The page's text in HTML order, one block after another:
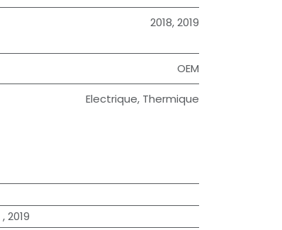
2018,2019
OEM
Electrique, Thermique
,2019